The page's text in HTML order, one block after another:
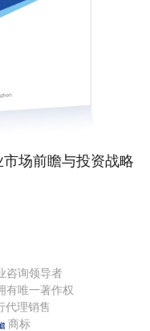
市场前瞻与投资战略
咨询领导者
有唯一著作权
理销售
商标